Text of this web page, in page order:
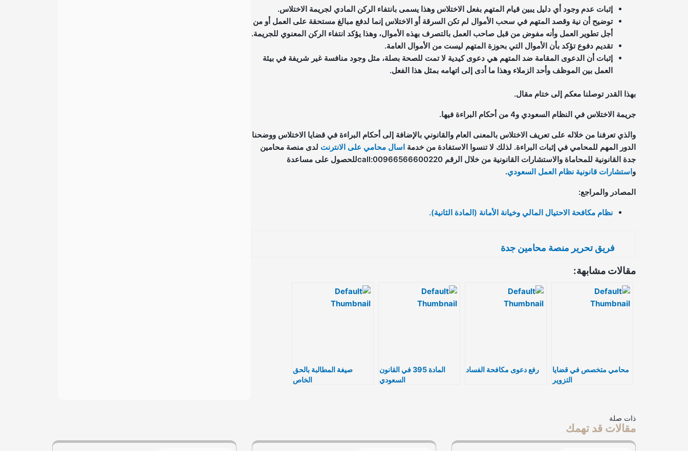
إثبات عدم وجود أي دليل يبين قيام المتهم بفعل الاختلاس وهذا يسمى بانتفاء الركن المادي لجريمة الاختلاس.
توضيح أن نية وقصد المتهم في سحب الأموال لم تكن السرقة أو الاختلاس إنما لدفع مبالغ مستحقة على العمل أو من
أجل تطوير العمل وأنه مفوض من قبل صاحب العمل بالتصرف بهذه الأموال، وهذا يؤكد انتفاء الركن المعنوي للجريمة.
تقديم دفوع تؤكد بأن الأموال التي بحوزة المتهم ليست من الأموال العامة.
إثبات أن الدعوى المقامة ضد المتهم هي دعوى كيدية لا تمت للصحة بصلة، مثل وجود منافسة غير شريفة في بيئة
العمل بين الموظف وأحد الزملاء وهذا ما أدى إلى اتهامه بمثل هذا الفعل.
بهذا القدر توصلنا معكم إلى ختام مقال.
جريمة الاختلاس في النظام السعودي و4 من أحكام البراءة فيها.
والذي تعرفنا من خلاله على تعريف الاختلاس بالمعنى العام والقانوني بالإضافة إلى أحكام البراءة في قضايا الاختلاس ووضحنا
الدور المهم للمحامي في إثبات البراءة. لذلك لا تنسوا الاستفادة من خدمة اسال محامي على الانترنت لدى منصة محامين
جدة القانونية للمحاماة والاستشارات القانونية من خلال الرقم call:00966566600220للحصول على مساعدة
واستشارات قانونية نظام العمل السعودي.
المصادر والمراجع:
نظام مكافحة الاحتيال المالي وخيانة الأمانة (المادة الثانية).
فريق تحرير منصة محامين جدة
مقالات مشابهة:
محامي متخصص في قضايا
التزوير
رفع دعوى مكافحة الفساد
المادة 395 في القانون
السعودي
صيغة المطالبة بالحق
الخاص
ذات صلة
مقالات قد تهمك